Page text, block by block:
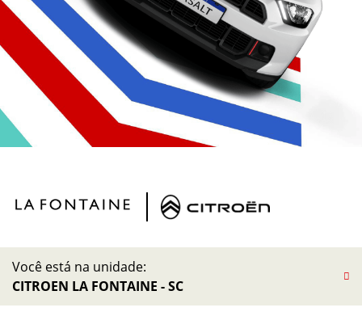
Você está na unidade:
CITROEN LA FONTAINE - SC